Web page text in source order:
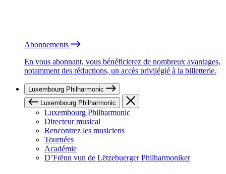
Abonnements
En vous abonnant, vous bénéficierez de nombreux avantages,
notamment des réductions, un accès privilégié à la billetterie.
Luxembourg Philharmonic
Luxembourg Philharmonic
Luxembourg Philharmonic
Directeur musical
Rencontrez les musiciens
Tournées
Académie
D’Frënn vun de Lëtzebuerger Philharmoniker